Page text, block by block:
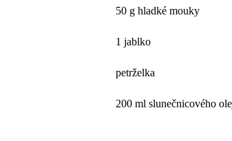
50 g hladké mouky
1 jablko
petrželka
200 ml slunečnicového